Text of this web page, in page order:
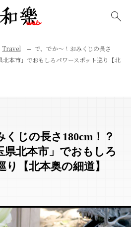
Travel
で、でか～！おみくじの長さ
本市」でおもしろパワースポット巡り【北
じの長さ180cm！？
県北本市」でおもしろ
【北本奥の細道】